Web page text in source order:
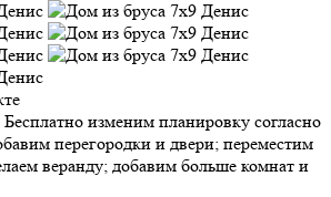
Бесплатно изменим планировку согласно
перегородки и двери; переместим
веранду; добавим больше комнат и